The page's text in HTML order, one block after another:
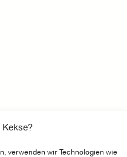
verwenden wir Technologien wie